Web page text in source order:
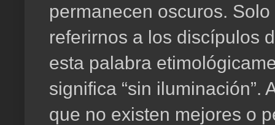
permanecen oscuros.
referirnos a los discípulos
esta palabra
significa “sin iluminación”.
que no existen mejores o